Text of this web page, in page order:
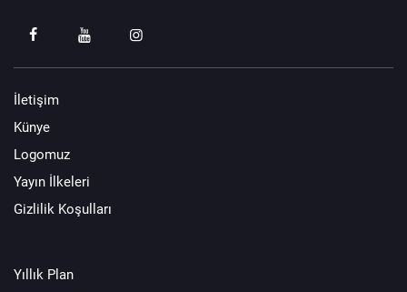
İletişim
Künye
Logomuz
Yayın İlkeleri
Gizlilik Koşulları
Yıllık Plan